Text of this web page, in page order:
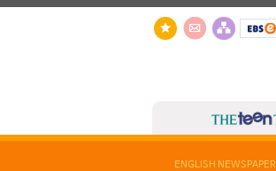
ENGLISH NEWSPAPER